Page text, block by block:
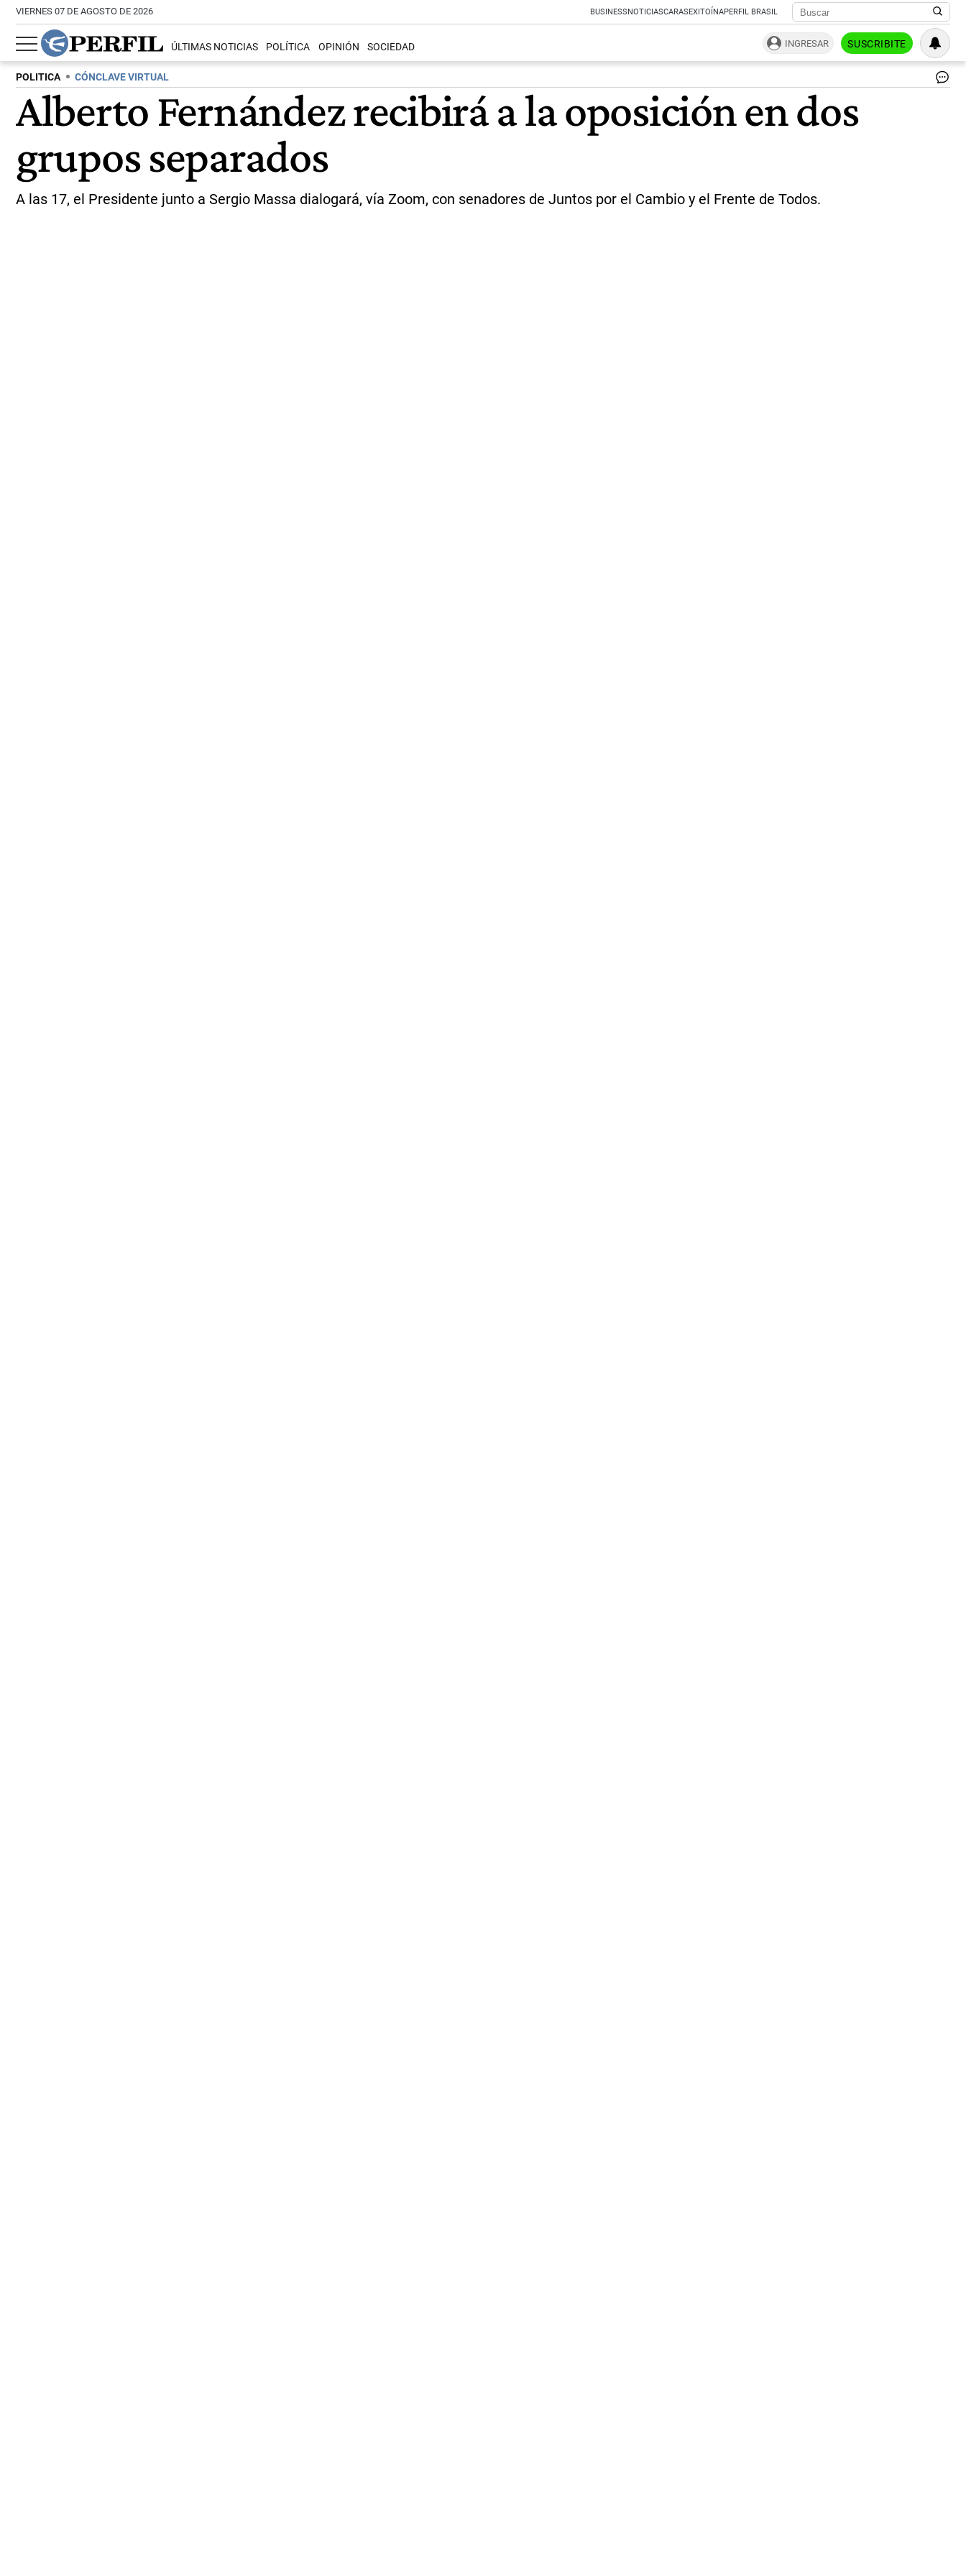
VIERNES 07 DE AGOSTO DE 2026 BUSINESSNOTICIASCARASEXITOÍNAPERFIL BRASIL
ÚLTIMAS NOTICIAS POLÍTICA OPINIÓN SOCIEDAD INGRESAR SUSCRIBITE
POLITICA CÓNCLAVE VIRTUAL
Alberto Fernández recibirá a la oposición en dos
grupos separados
A las 17, el Presidente junto a Sergio Massa dialogará, vía Zoom, con senadores de Juntos por el Cambio y el Frente de Todos.